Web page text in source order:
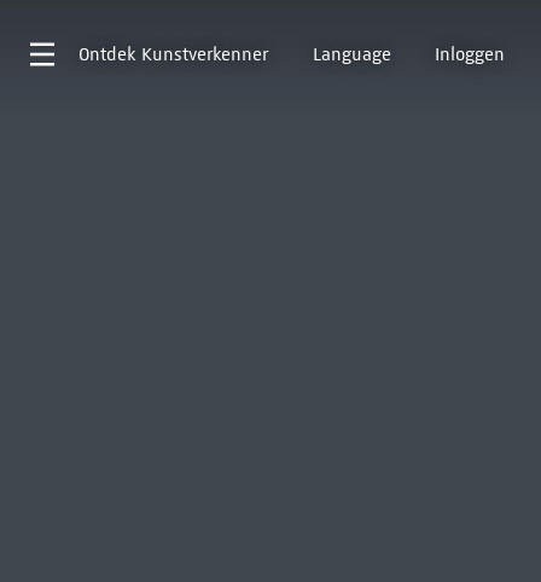
Ontdek Kunstverkenner Language Inloggen